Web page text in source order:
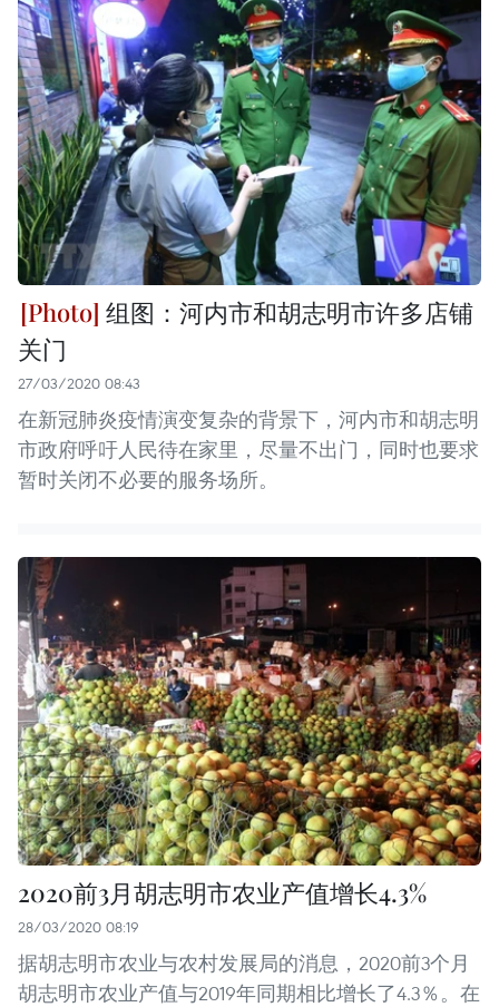
组图：河内市和胡志明市许多店铺
关门
27/03/2020 08:43
在新冠肺炎疫情演变复杂的背景下，河内市和胡志明
市政府呼吁人民待在家里，尽量不出门，同时也要求
暂时关闭不必要的服务场所。
2020前3月胡志明市农业产值增长4.3%
28/03/2020 08:19
据胡志明市农业与农村发展局的消息，2020前3个月
胡志明市农业产值与2019年同期相比增长了4.3％。在